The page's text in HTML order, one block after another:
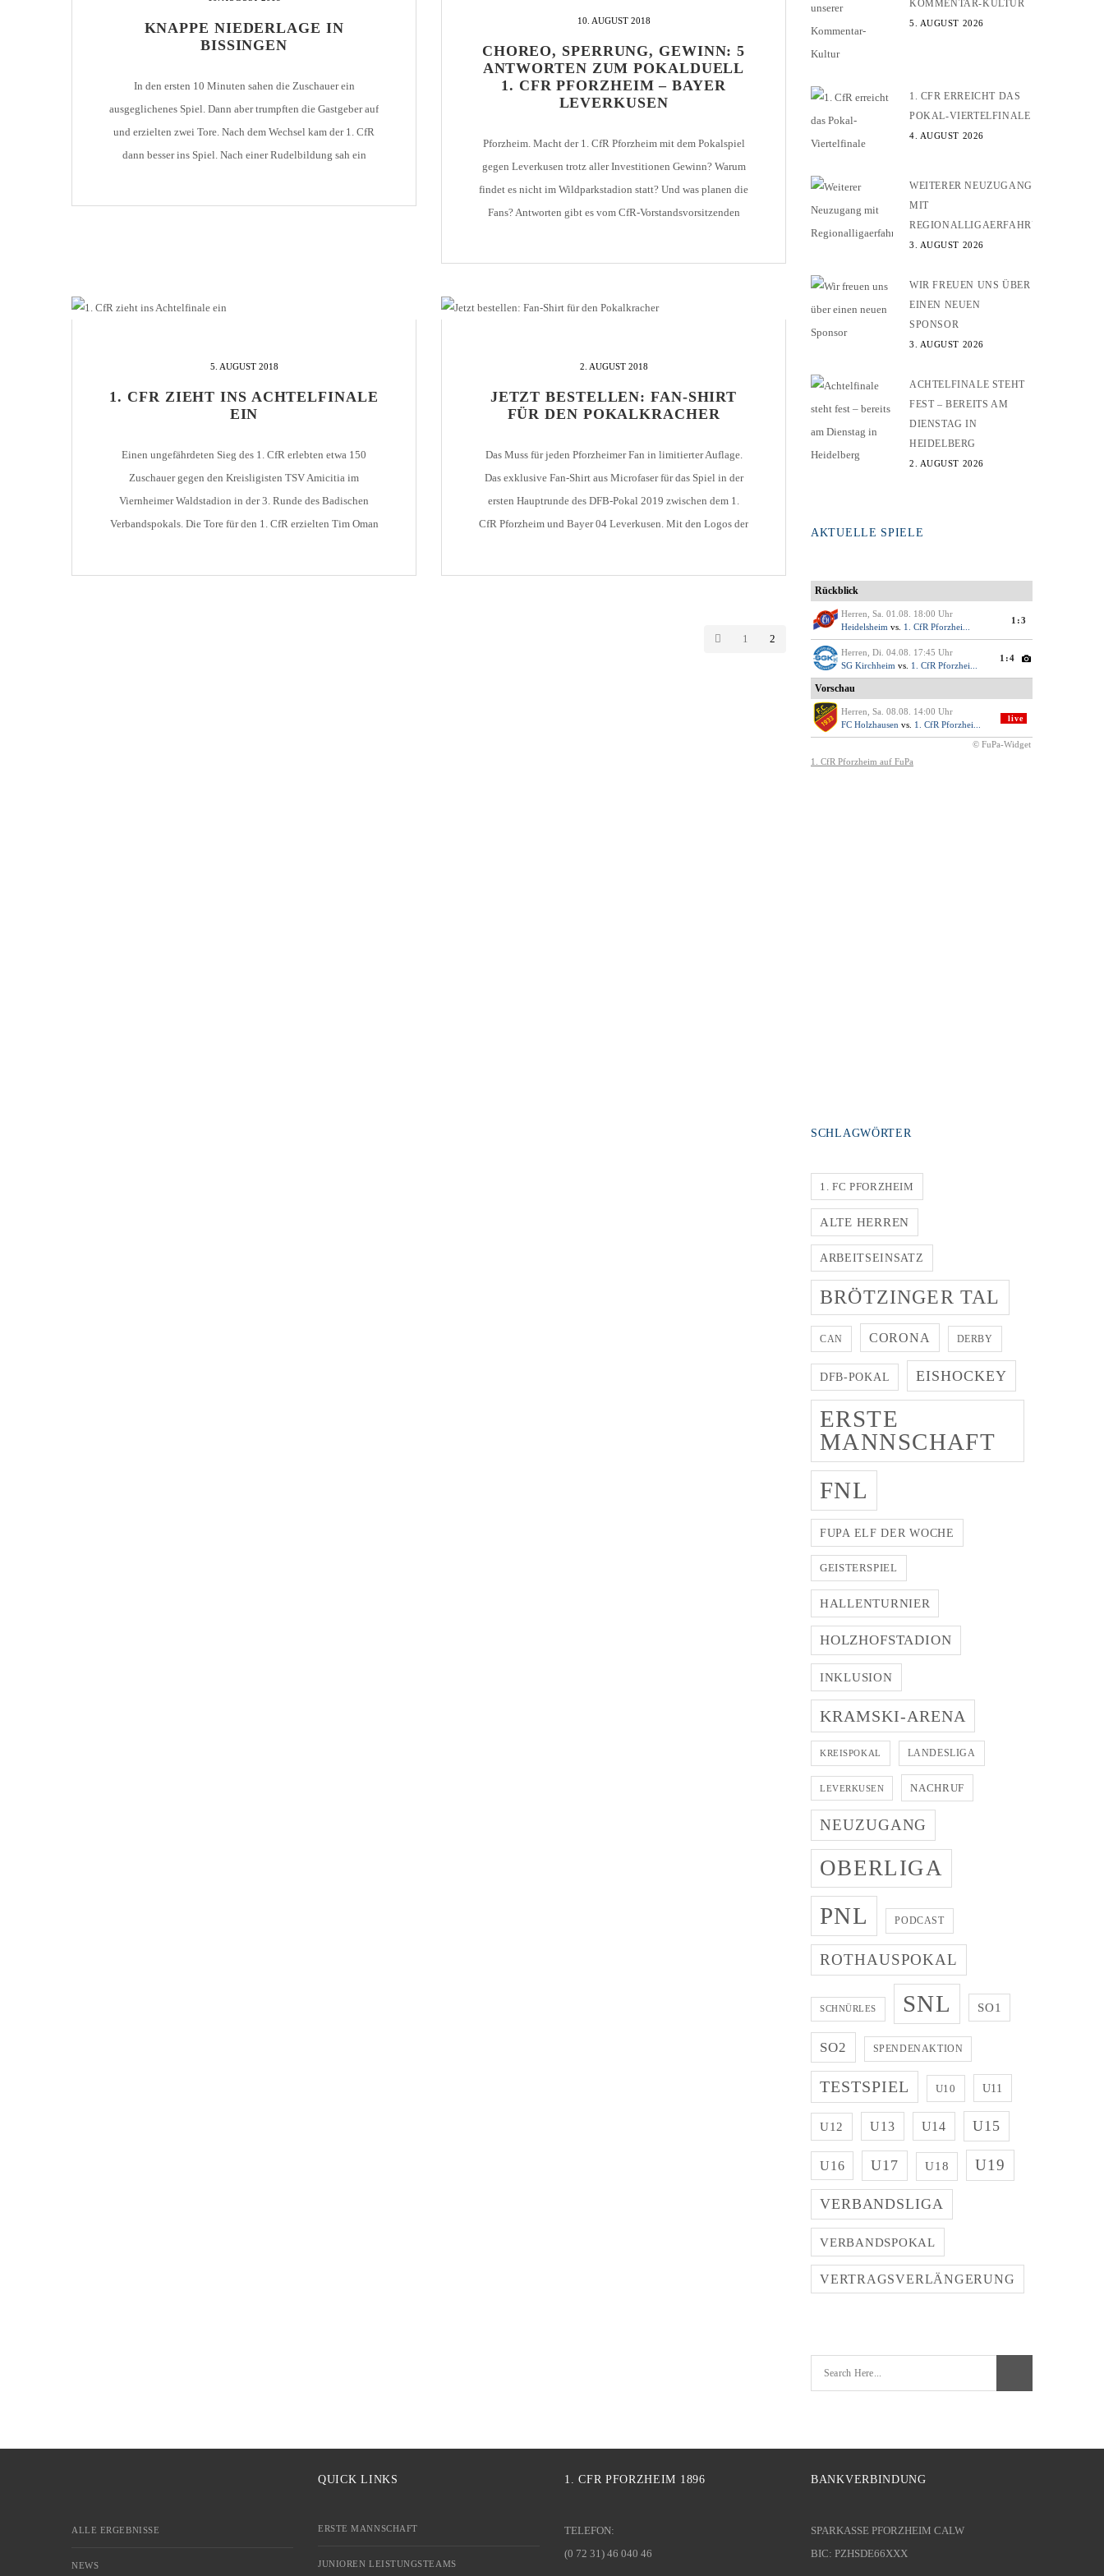
LIGA – SPIELPLAN
LIGA – TORSCHÜTZEN
LIGA – WECHSELBÖRSE
U10 / E2 (2011)
U9 / F1 (2012)
U8 / F2
MITGLIEDSCHAFT
SAISON 2015/2016
SAISON 2016/2017
DOKUMENTE
VIDEOCLIPS
KNAPPE NIEDERLAGE IN
BISSINGEN
In den ersten 10 Minuten sahen die Zuschauer ein
ausgeglichenes Spiel. Dann aber trumpften die Gastgeber auf
und erzielten zwei Tore. Nach dem Wechsel kam der 1. CfR
dann besser ins Spiel. Nach einer Rudelbildung sah ein
10. AUGUST 2018
CHOREO, SPERRUNG, GEWINN: 5
ANTWORTEN ZUM POKALDUELL
1. CFR PFORZHEIM – BAYER
LEVERKUSEN
Pforzheim. Macht der 1. CfR Pforzheim mit dem Pokalspiel
gegen Leverkusen trotz aller Investitionen Gewinn? Warum
findet es nicht im Wildparkstadion statt? Und was planen die
Fans? Antworten gibt es vom CfR-Vorstandsvorsitzenden
5. AUGUST 2018
1. CFR ZIEHT INS ACHTELFINALE
EIN
Einen ungefährdeten Sieg des 1. CfR erlebten etwa 150
Zuschauer gegen den Kreisligisten TSV Amicitia im
Viernheimer Waldstadion in der 3. Runde des Badischen
Verbandspokals. Die Tore für den 1. CfR erzielten Tim Oman
2. AUGUST 2018
JETZT BESTELLEN: FAN-SHIRT
FÜR DEN POKALKRACHER
Das Muss für jeden Pforzheimer Fan in limitierter Auflage.
Das exklusive Fan-Shirt aus Microfaser für das Spiel in der
ersten Hauptrunde des DFB-Pokal 2019 zwischen dem 1.
CfR Pforzheim und Bayer 04 Leverkusen. Mit den Logos der
1 2
KOMMENTAR-KULTUR
5. AUGUST 2026
1. CFR ERREICHT DAS
POKAL-VIERTELFINALE
4. AUGUST 2026
WEITERER NEUZUGANG
MIT
REGIONALLIGAERFAHRUNG
3. AUGUST 2026
WIR FREUEN UNS ÜBER
EINEN NEUEN
SPONSOR
3. AUGUST 2026
ACHTELFINALE STEHT
FEST – BEREITS AM
DIENSTAG IN
HEIDELBERG
2. AUGUST 2026
AKTUELLE SPIELE
SCHLAGWÖRTER
1. FC PFORZHEIM
ALTE HERREN
ARBEITSEINSATZ
BRÖTZINGER TAL
CAN CORONA DERBY
DFB-POKAL EISHOCKEY
ERSTE
MANNSCHAFT
FNL
FUPA ELF DER WOCHE
GEISTERSPIEL
HALLENTURNIER
HOLZHOFSTADION
INKLUSION
KRAMSKI-ARENA
KREISPOKAL LANDESLIGA
LEVERKUSEN NACHRUF
NEUZUGANG
OBERLIGA
PNL PODCAST
ROTHAUSPOKAL
SCHNÜRLES SNL SO1
SO2 SPENDENAKTION
TESTSPIEL U10 U11
U12 U13 U14 U15
U16 U17 U18 U19
VERBANDSLIGA
VERBANDSPOKAL
VERTRAGSVERLÄNGERUNG
ALLE ERGEBNISSE
NEWS
QUICK LINKS
ERSTE MANNSCHAFT
JUNIOREN LEISTUNGSTEAMS
1. CFR PFORZHEIM 1896
TELEFON:
(0 72 31) 46 040 46
BANKVERBINDUNG
SPARKASSE PFORZHEIM CALW
BIC: PZHSDE66XXX